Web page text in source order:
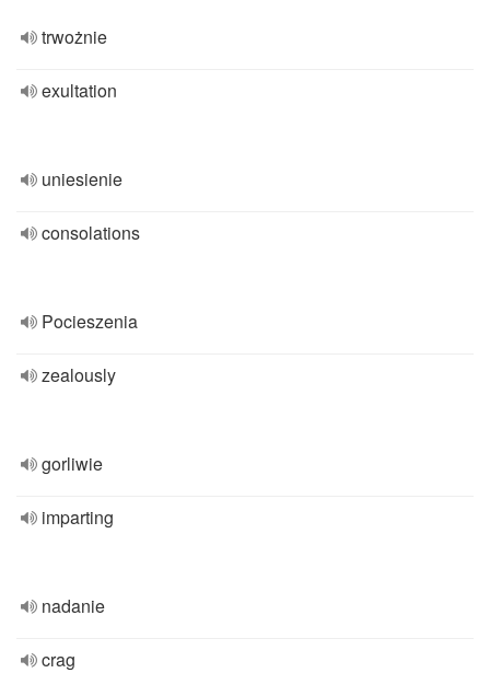
trwożnie
exultation
uniesienie
consolations
Pocieszenia
zealously
gorliwie
imparting
nadanie
crag